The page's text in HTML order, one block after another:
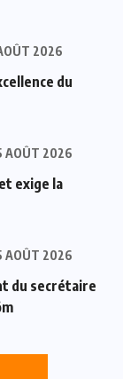
2026
du
AOÛT 2026
exige la
AOÛT 2026
du secrétaire